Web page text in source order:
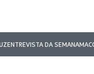
ENTREVISTA DA SEMANAMAC